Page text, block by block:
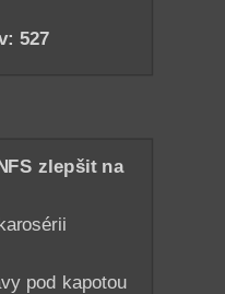
527
zlepšit na
pod kapotou